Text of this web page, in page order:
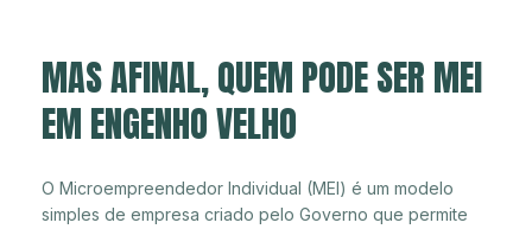
MAS AFINAL, QUEM PODE SER MEI
EM ENGENHO VELHO
O Microempreendedor Individual (MEI) é um modelo
simples de empresa criado pelo Governo que permite